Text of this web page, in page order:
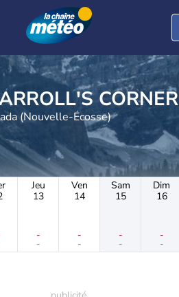
CARROLL'S CORNER
(Nouvelle-Écosse)
Jeu
13
-
-
Ven
14
-
-
Sam
15
-
-
Dim
16
-
-